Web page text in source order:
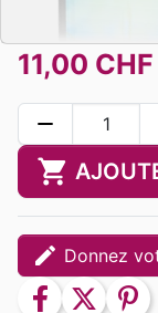
11,00 CHF
remove
shopping_cart
edit Donnez
facebook twitter pinterest